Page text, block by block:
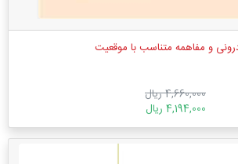
و مفاهمه متناسب با موقعیت
4,660,000 ریال
4,194,000 ریال